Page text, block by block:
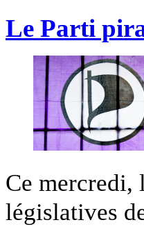
Le Parti
Ce mercredi,
législatives